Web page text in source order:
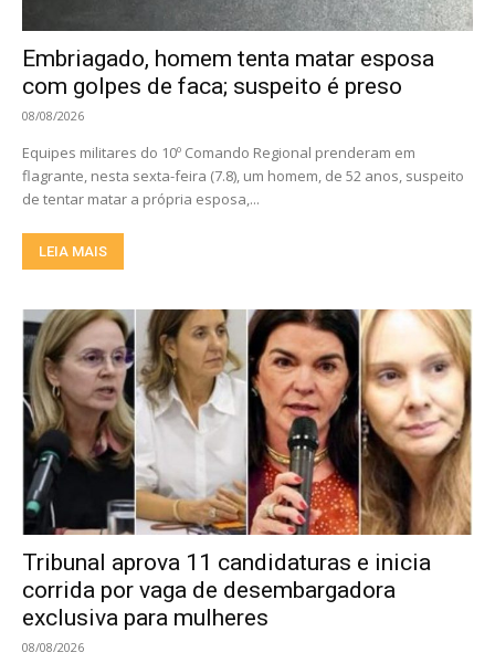
Embriagado, homem tenta matar esposa
com golpes de faca; suspeito é preso
08/08/2026
Equipes militares do 10º Comando Regional prenderam em
flagrante, nesta sexta-feira (7.8), um homem, de 52 anos, suspeito
de tentar matar a própria esposa,...
LEIA MAIS
Tribunal aprova 11 candidaturas e inicia
corrida por vaga de desembargadora
exclusiva para mulheres
08/08/2026